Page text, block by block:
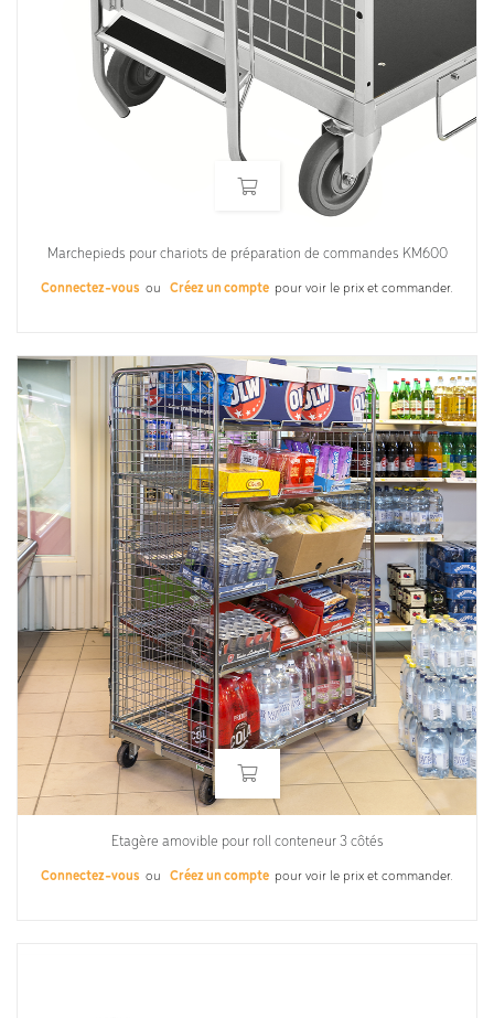
Marchepieds pour chariots de préparation de commandes KM600
Connectez-vous ou Créez un compte pour voir le prix et commander.
Etagère amovible pour roll conteneur 3 côtés
Connectez-vous ou Créez un compte pour voir le prix et commander.